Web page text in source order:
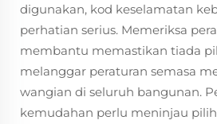
digunakan, kod keselamatan
perhatian serius. Memeriksa
membantu memastikan tiada
melanggar peraturan semasa
wangian di seluruh bangunan.
kemudahan perlu meninjau